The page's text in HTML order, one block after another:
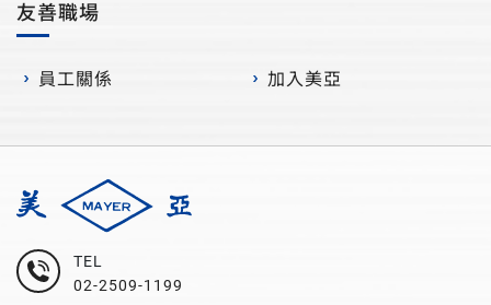
友善職場
員工關係 加入美亞
TEL
02-2509-1199